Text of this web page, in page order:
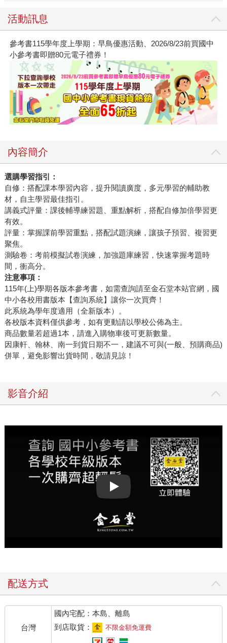
活動訊息
參考書115學年度上學期：早鳥優惠活動、2026/8/23前買國中
小參考書即贈80元電子禮券！
內容簡介
選購學習指引：
自修：搭配課本學習內容，提升閱讀廣度，多元學習的輔助教
材，自主學習最佳指引。
講義式評量：課後輔導練習題、重點解析，搭配自修加倍學習更
有效。
評量：掌握課前學習重點，搭配試題演練，讓孩子預習、複習更
聚焦。
測驗卷：考前模擬試卷演練，加強題庫練習，快速掌握考題時
間，衝高分。
注意事項：
115年(上)學期各版本參考書，如需查詢請至金石堂本站官網，國
中小各校用書版本【查詢系統】讓你一次買齊！
此系統為學年度適用（全新版本）。
各校版本資料僅供參考，如有更動請以學校公佈為主。
商品數量若超過1本，請進入購物車後可更新數量。
因康軒、翰林、南一到貨日期不一，建議不可與(一般、預購商品)
併單，避免影響出貨時間，敬請見諒！
影音介紹
Play video
配送方式
台灣
國內宅配：本島、離島
到店取貨：
不限金額免運費